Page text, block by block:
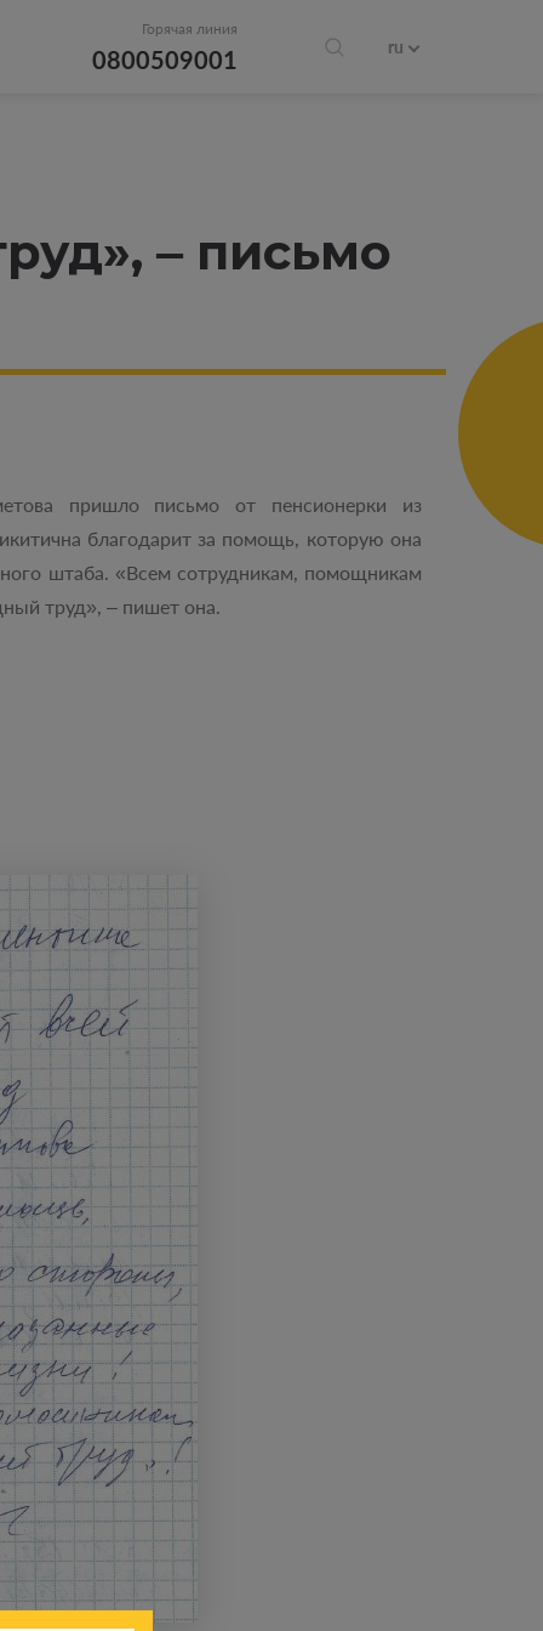
Горячая линия
0800509001 ru
‒ письмо
пришло письмо от пенсионерки из
благодарит за помощь, которую она
штаба. «Всем сотрудникам, помощникам
труд», ‒ пишет она.